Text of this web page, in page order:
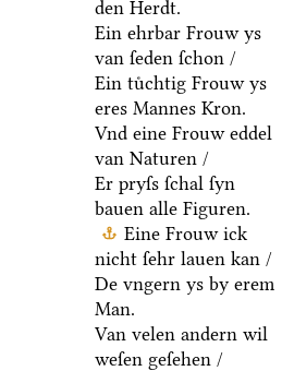
den Herdt.
Ein ehrbar Frouw ys
van ſeden ſchon /
Ein tuͤchtig Frouw ys
eres Mannes Kron.
Vnd eine Frouw eddel
van Naturen /
Er pryſs ſchal ſyn
bauen alle Figuren.
Eine Frouw ick
nicht ſehr lauen kan /
De vngern ys by erem
Man.
Van velen andern wil
weſen geſehen /